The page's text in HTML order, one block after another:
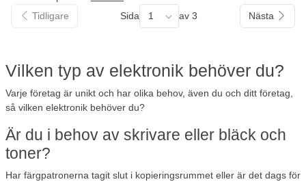
Tidligare
Sida 1 av 3 Nästa
Vilken typ av elektronik behöver du?
Varje företag är unikt och har olika behov, även du och ditt företag,
så vilken elektronik behöver du?
Är du i behov av skrivare eller bläck och
toner?
Har färgpatronerna tagit slut i kopieringsrummet eller är det dags för